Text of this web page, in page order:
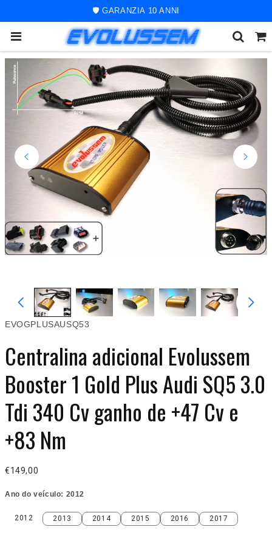
🚀 ORDINE SPEDITO ENTRO 48 ORE
EVOGPLUSAUSQ53
Centralina adicional Evolussem
Booster 1 Gold Plus Audi SQ5 3.0
Tdi 340 Cv ganho de +47 Cv e
+83 Nm
€149,00
Ano do veículo: 2012
2012
2012 2013
2013 2014
2014 2015
2015 2016
2016 2017
2017